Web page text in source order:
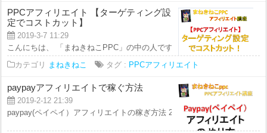
PPCアフィリエイト 【ターゲティング設
定でコストカット】
2019-3-7 11:29
こんにちは、 「まねきねこPPC」の中の人です。 本日の動画では、 PPC
カテゴリ まねきねこ タグ : PPCアフィリエイト
paypayアフィリエイトで稼ぐ方法
2019-2-12 21:39
paypay(ペイペイ）アフィリエイトの稼ぎ方法 2月12日から始まった、